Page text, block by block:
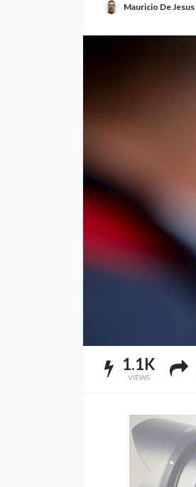
Mauricio De Jesus
1.1K
VIEWS